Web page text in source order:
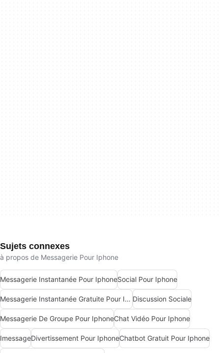
Sujets connexes
à propos de Messagerie Pour Iphone
Messagerie Instantanée Pour IphoneSocial Pour Iphone
Messagerie Instantanée Gratuite Pour Iphone Discussion Sociale
Messagerie De Groupe Pour IphoneChat Vidéo Pour Iphone
ImessageDivertissement Pour IphoneChatbot Gratuit Pour Iphone